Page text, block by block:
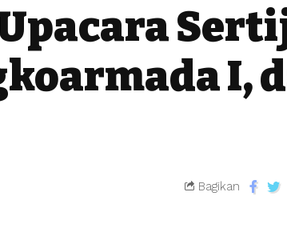
I,
Bagikan